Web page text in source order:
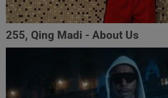
255, Qing Madi - About Us